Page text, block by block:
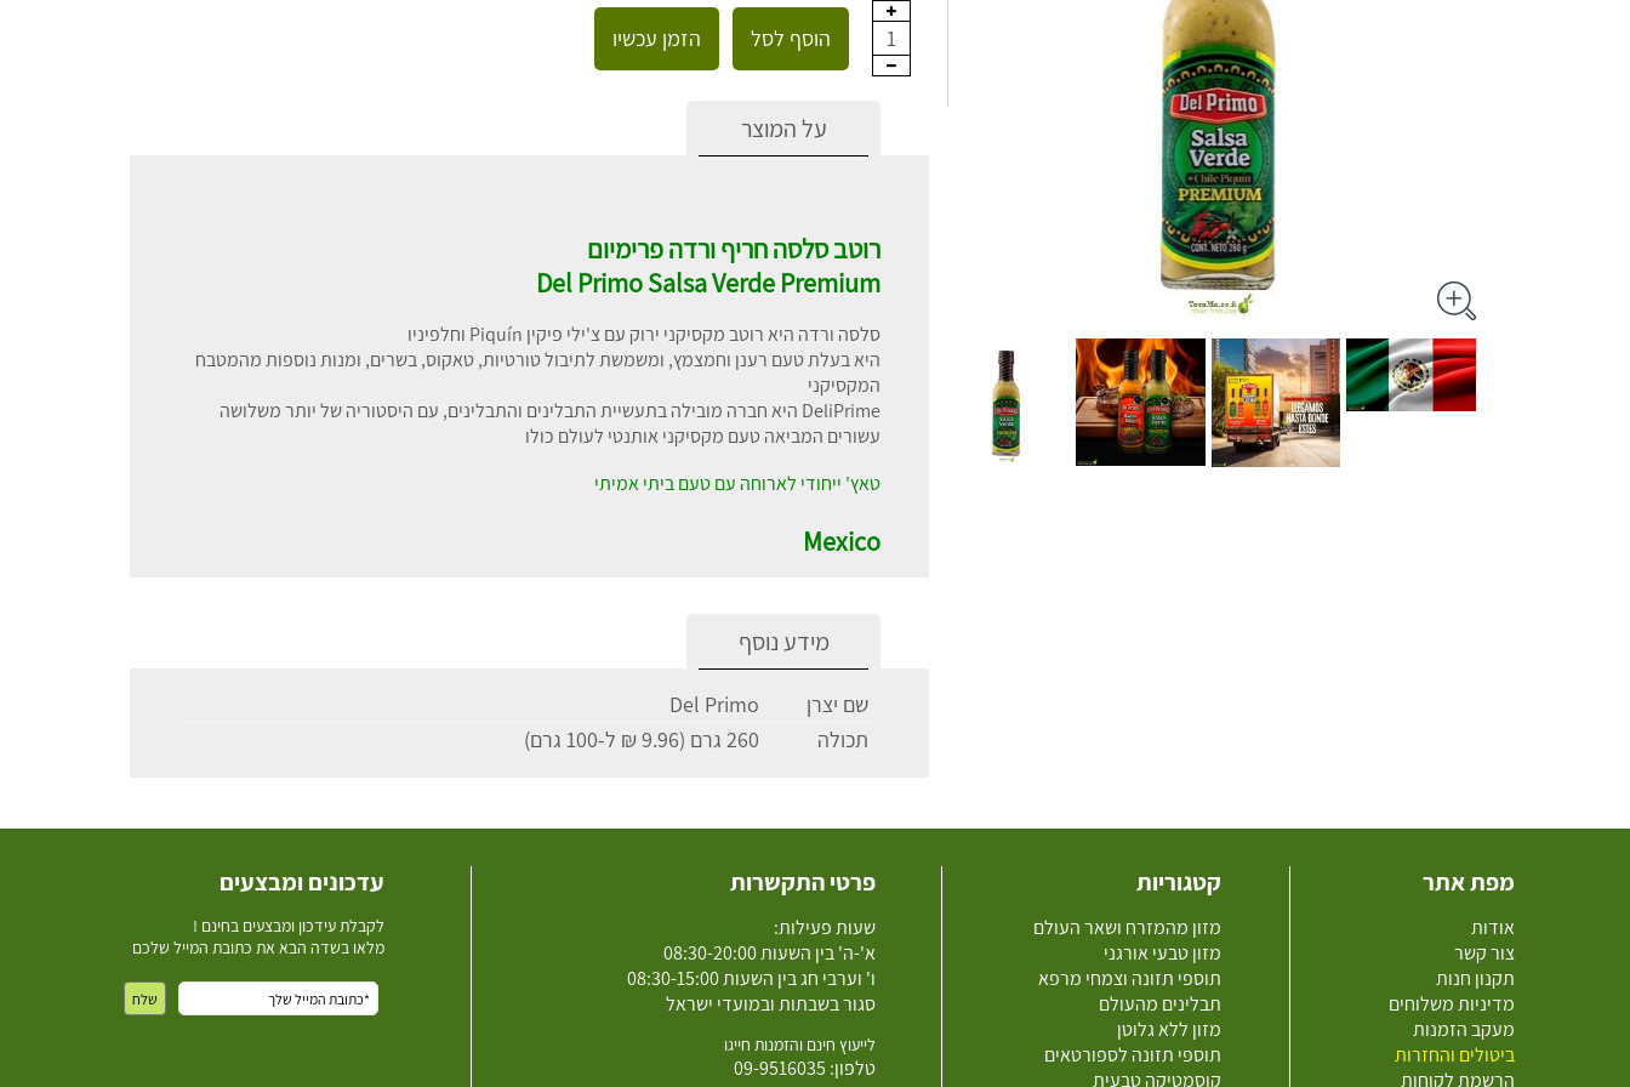
1 הוסף לסל הזמן עכשיו
על המוצר
רוטב סלסה חריף ורדה פרימיום
Del Primo Salsa Verde Premium
סלסה ורדה היא רוטב מקסיקני ירוק עם צ'ילי פיקין Piquín וחלפיניו
היא בעלת טעם רענן וחמצמץ, ומשמשת לתיבול טורטיות, טאקוס, בשרים, ומנות נוספות מהמטבח
המקסיקני
DeliPrime היא חברה מובילה בתעשיית התבלינים והתבלינים, עם היסטוריה של יותר משלושה
עשורים המביאה טעם מקסיקני אותנטי לעולם כולו
טאץ' ייחודי לארוחה עם טעם ביתי אמיתי
Mexico
מידע נוסף
שם יצרן
Del Primo
תכולה
260 גרם (9.96 ₪ ל-100 גרם)
מפת אתר
אודות
צור קשר
תקנון חנות
מדיניות משלוחים
מעקב הזמנות
ביטולים והחזרות
הרשמת לקוחות
קטגוריות
מזון מהמזרח ושאר העולם
מזון טבעי אורגני
תוספי תזונה וצמחי מרפא
תבלינים מהעולם
מזון ללא גלוטן
תוספי תזונה לספורטאים
קוסמטיקה טבעית
פרטי התקשרות
שעות פעילות:
א'-ה' בין השעות 08:30-20:00
ו' וערבי חג בין השעות 08:30-15:00
סגור בשבתות ובמועדי ישראל
לייעוץ חינם והזמנות חייגו
טלפון: 09-9516035
עדכונים ומבצעים
לקבלת עידכון ומבצעים בחינם !
מלאו בשדה הבא את כתובת המייל שלכם